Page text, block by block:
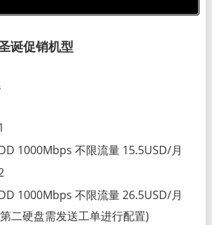
诞促销机型
1000Mbps 不限流量 15.5USD/月
1000Mbps 不限流量 26.5USD/月
二硬盘需发送工单进行配置)